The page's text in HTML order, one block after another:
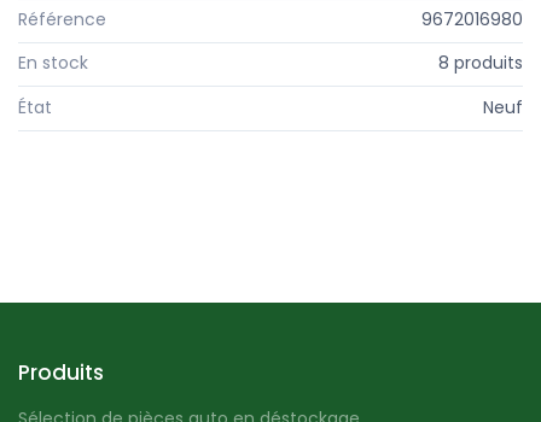
Référence
9672016980
En stock
8 produits
État
Neuf
Produits